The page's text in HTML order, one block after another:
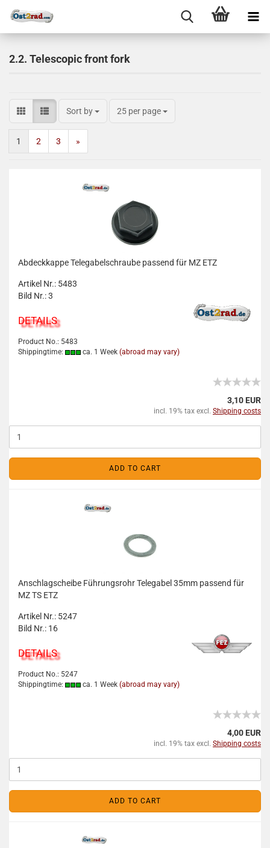
2.2. Telescopic front fork
Sort by 25 per page
1 2 3 »
Abdeckkappe Telegabelschraube passend für MZ ETZ
Artikel Nr.: 5483
Bild Nr.: 3
DETAILS
Product No.: 5483
Shippingtime:
ca. 1 Week (abroad may vary)
3,10 EUR
incl. 19% tax excl. Shipping costs
ADD TO CART
Anschlagscheibe Führungsrohr Telegabel 35mm passend für
MZ TS ETZ
Artikel Nr.: 5247
Bild Nr.: 16
DETAILS
Product No.: 5247
Shippingtime:
ca. 1 Week (abroad may vary)
4,00 EUR
incl. 19% tax excl. Shipping costs
ADD TO CART